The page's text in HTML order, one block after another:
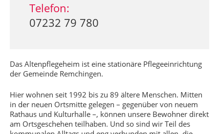
Das Altenpflegeheim ist eine stationäre Pflegeeinrichtung
der Gemeinde Remchingen.
Hier wohnen seit 1992 bis zu 89 ältere Menschen. Mitten
in der neuen Ortsmitte gelegen – gegenüber von neuem
Rathaus und Kulturhalle –, können unsere Bewohner direkt
am Ortsgeschehen teilhaben. Und so sind wir Teil des
Telefon:
07232 79 780